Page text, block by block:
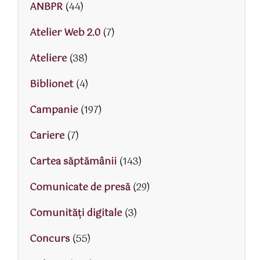
ANBPR(44)
Atelier Web 2.0(7)
Ateliere(38)
Biblionet(4)
Campanie(197)
Cariere(7)
Cartea săptămânii (143)
Comunicate de presă(29)
Comunități digitale(3)
Concurs(55)